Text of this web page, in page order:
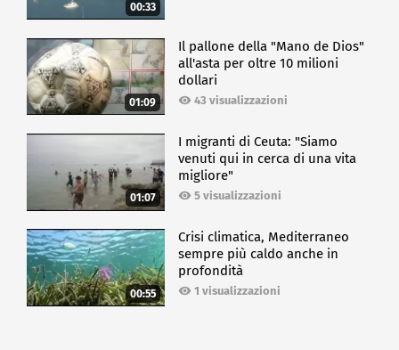
00:33
01:09
Il pallone della "Mano de Dios"
all'asta per oltre 10 milioni
dollari
43 visualizzazioni
01:07
I migranti di Ceuta: "Siamo
venuti qui in cerca di una vita
migliore"
5 visualizzazioni
00:55
Crisi climatica, Mediterraneo
sempre più caldo anche in
profondità
1 visualizzazioni